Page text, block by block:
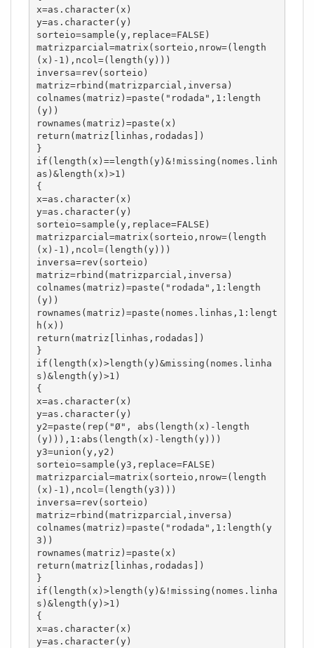
x=as.character(x)
y=as.character(y)
sorteio=sample(y,replace=FALSE)
matrizparcial=matrix(sorteio,nrow=(length
(x)-1),ncol=(length(y)))
inversa=rev(sorteio)
matriz=rbind(matrizparcial,inversa)
colnames(matriz)=paste("rodada",1:length
(y))
rownames(matriz)=paste(x)
return(matriz[linhas,rodadas])
}
if(length(x)==length(y)&!missing(nomes.linh
as)&length(x)>1)
{
x=as.character(x)
y=as.character(y)
sorteio=sample(y,replace=FALSE)
matrizparcial=matrix(sorteio,nrow=(length
(x)-1),ncol=(length(y)))
inversa=rev(sorteio)
matriz=rbind(matrizparcial,inversa)
colnames(matriz)=paste("rodada",1:length
(y))
rownames(matriz)=paste(nomes.linhas,1:lengt
h(x))
return(matriz[linhas,rodadas])
}
if(length(x)>length(y)&missing(nomes.linha
s)&length(y)>1)
{
x=as.character(x)
y=as.character(y)
y2=paste(rep("Ø", abs(length(x)-length
(y))),1:abs(length(x)-length(y)))
y3=union(y,y2)
sorteio=sample(y3,replace=FALSE)
matrizparcial=matrix(sorteio,nrow=(length
(x)-1),ncol=(length(y3)))
inversa=rev(sorteio)
matriz=rbind(matrizparcial,inversa)
colnames(matriz)=paste("rodada",1:length(y
3))
rownames(matriz)=paste(x)
return(matriz[linhas,rodadas])
}
if(length(x)>length(y)&!missing(nomes.linha
s)&length(y)>1)
{
x=as.character(x)
y=as.character(y)